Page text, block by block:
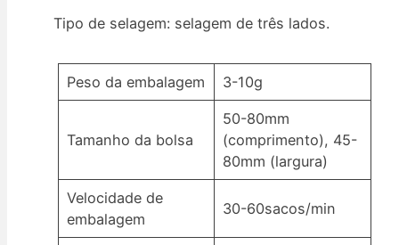
Tipo de selagem: selagem de três lados.
Peso da embalagem 3-10g
Tamanho da bolsa
50-80mm
(comprimento), 45-
80mm (largura)
Velocidade de
embalagem
30-60sacos/min